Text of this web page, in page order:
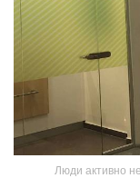
Люди активно